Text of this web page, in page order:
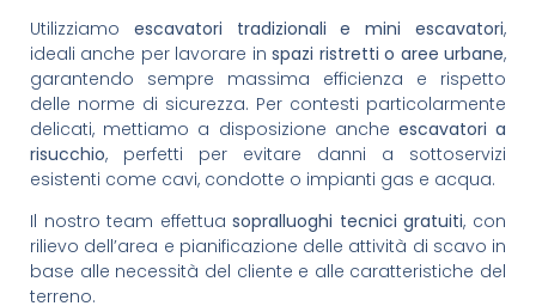
Utilizziamo escavatori tradizionali e mini escavatori,
ideali anche per lavorare inspazi ristretti o aree urbane,
garantendo sempre massima efficienza e rispetto
delle norme di sicurezza. Per contesti particolarmente
delicati, mettiamo a disposizione anche escavatori a
risucchio, perfetti per evitare danni a sottoservizi
esistenti come cavi, condotte o impianti gas e acqua.
Il nostro team effettuasopralluoghi tecnici gratuiti, con
rilievo dell’area e pianificazione delle attività di scavo in
base alle necessità del cliente e alle caratteristiche del
terreno.